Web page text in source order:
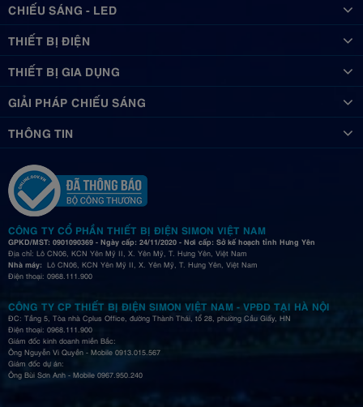
CHIẾU SÁNG - LED
THIẾT BỊ ĐIỆN
THIẾT BỊ GIA DỤNG
GIẢI PHÁP CHIẾU SÁNG
THÔNG TIN
CÔNG TY CỔ PHẦN THIẾT BỊ ĐIỆN SIMON VIỆT NAM
GPKD/MST: 0901090369 - Ngày cấp: 24/11/2020 - Nơi cấp: Sở kế hoạch tỉnh Hưng Yên
Địa chỉ: Lô CN06, KCN Yên Mỹ II, X. Yên Mỹ, T. Hưng Yên, Việt Nam
Nhà máy: Lô CN06, KCN Yên Mỹ II, X. Yên Mỹ, T. Hưng Yên, Việt Nam
Điện thoại: 0968.111.900
CÔNG TY CP THIẾT BỊ ĐIỆN SIMON VIỆT NAM - VPĐD TẠI HÀ NỘI
ĐC: Tầng 5, Tòa nhà Cplus Office, đường Thành Thái, tổ 28, phường Cầu Giấy, HN
Điện thoại: 0968.111.900
Giám đốc kinh doanh miền Bắc:
Ông Nguyễn Vi Quyền - Mobile 0913.015.567
Giám đốc dự án:
Ông Bùi Sơn Anh - Mobile 0967.950.240